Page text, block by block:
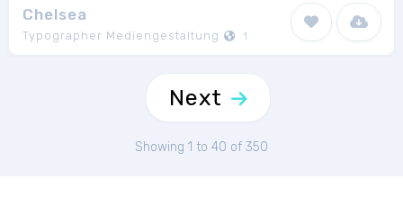
Chelsea
Typographer Mediengestaltung 1
Next
Showing 1 to 40 of 350